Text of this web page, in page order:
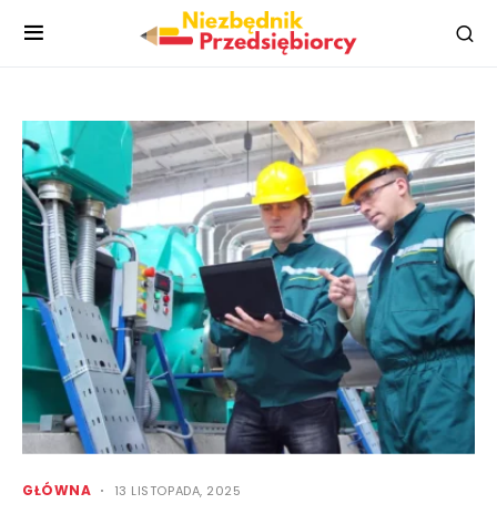
GŁÓWNA 13 LISTOPADA, 2025